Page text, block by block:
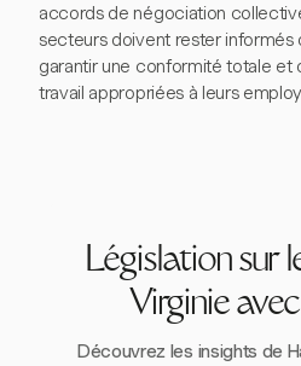
accords de négociation
secteurs doivent rester
garantir une conformité totale et
travail appropriées à leurs
Législation sur
Virginie
Découvrez les insights de